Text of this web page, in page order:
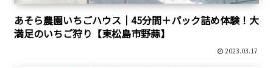
あそら農園いちごハウス｜45分間＋パック詰め体験！大
満足のいちご狩り【東松島市野蒜】
2023.03.17